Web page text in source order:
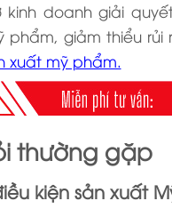
doanh giải
phẩm, giảm thiểu
xuất mỹ phẩm.
thường gặp
kiện sản xuất